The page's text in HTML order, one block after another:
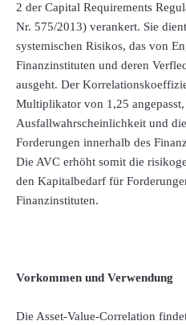
2 der Capital Requirements
Nr. 575/2013) verankert. Sie
systemischen Risikos, das von
Finanzinstituten und deren
ausgeht. Der
Multiplikator von 1,25
Ausfallwahrscheinlichkeit und
Forderungen innerhalb des
Die AVC erhöht somit die
den Kapitalbedarf für
Finanzinstituten.
Vorkommen und Verwendung
Die Asset-Value-Correlation